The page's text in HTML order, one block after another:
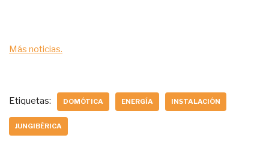
Más noticias.
Etiquetas: DOMÓTICA ENERGÍA INSTALACIÓN
JUNGIBÉRICA